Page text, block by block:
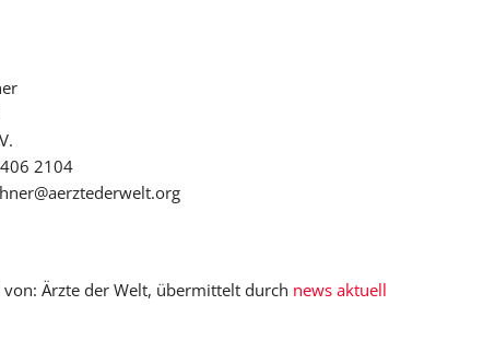
2104
Ärzte der Welt, übermittelt durch news aktuell